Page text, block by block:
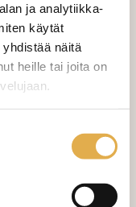
ja analytiikka-
käytät
näitä
heille tai joita on